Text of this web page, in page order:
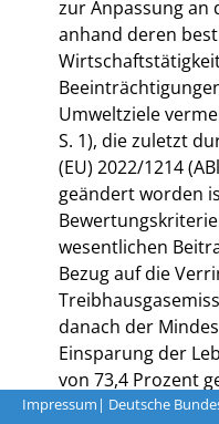
Impressum | Deutsche
zur Anpassung an
anhand deren
Umweltziele
S. 1), die zuletzt
(EU) 2022/1214
geändert worden
wesentlichen
Bezug auf die
danach der
Einsparung der
von 73,4 Prozent
für fossile